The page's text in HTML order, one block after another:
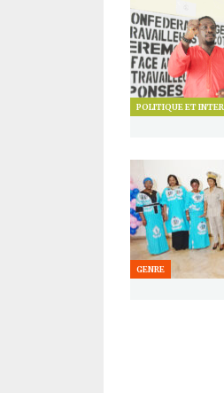
POLITIQUE ET INTER
GENRE